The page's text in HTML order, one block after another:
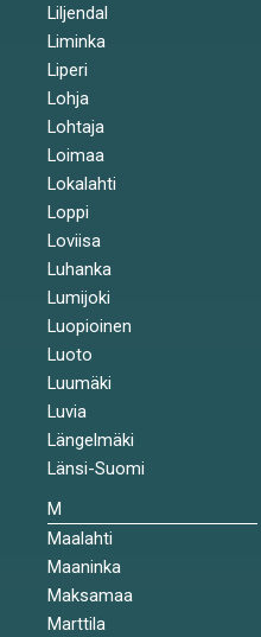
Liljendal
Liminka
Liperi
Lohja
Lohtaja
Loimaa
Lokalahti
Loppi
Loviisa
Luhanka
Lumijoki
Luopioinen
Luoto
Luumäki
Luvia
Längelmäki
Länsi-Suomi
M
Maalahti
Maaninka
Maksamaa
Marttila